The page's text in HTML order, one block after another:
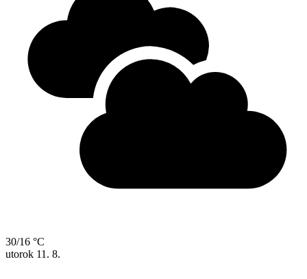
30/16 °C
utorok 11. 8.